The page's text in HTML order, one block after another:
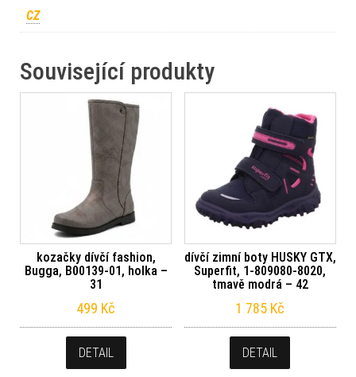
CZ
Související produkty
kozačky dívčí fashion,
Bugga, B00139-01, holka –
31
499 Kč
DETAIL
dívčí zimní boty HUSKY GTX,
Superfit, 1-809080-8020,
tmavě modrá – 42
1 785 Kč
DETAIL